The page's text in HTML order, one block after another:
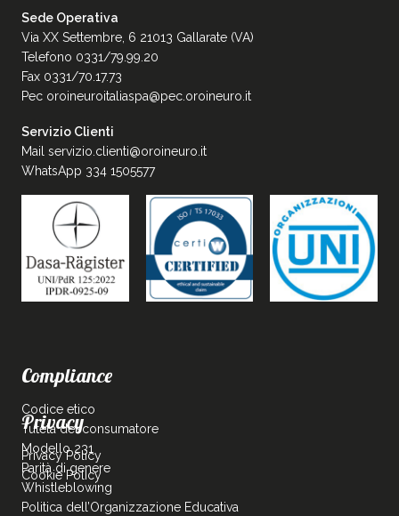
Sede Operativa
Via XX Settembre, 6 21013 Gallarate (VA)
Telefono 0331/79.99.20
Fax 0331/70.17.73
Pec oroineuroitaliaspa@pec.oroineuro.it
Servizio Clienti
Mail servizio.clienti@oroineuro.it
WhatsApp 334 1505577
Compliance
Codice etico
Tutela del consumatore
Modello 231
Parità di genere
Whistleblowing
Politica dell’Organizzazione Educativa
Privacy
Privacy Policy
Cookie Policy